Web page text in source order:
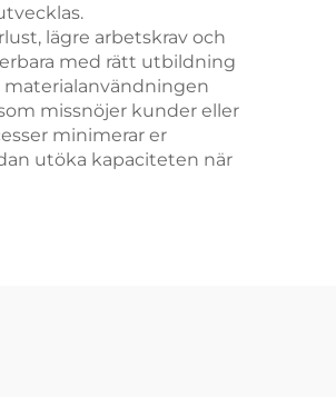
lägre arbetskrav och
med rätt utbildning
missnöjer kunder eller
minimerar er
utöka kapaciteten när